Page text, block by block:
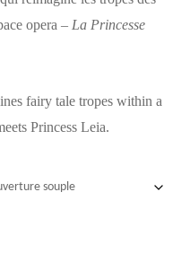
opera – La Princesse
fairy tale tropes within a
Princess Leia.